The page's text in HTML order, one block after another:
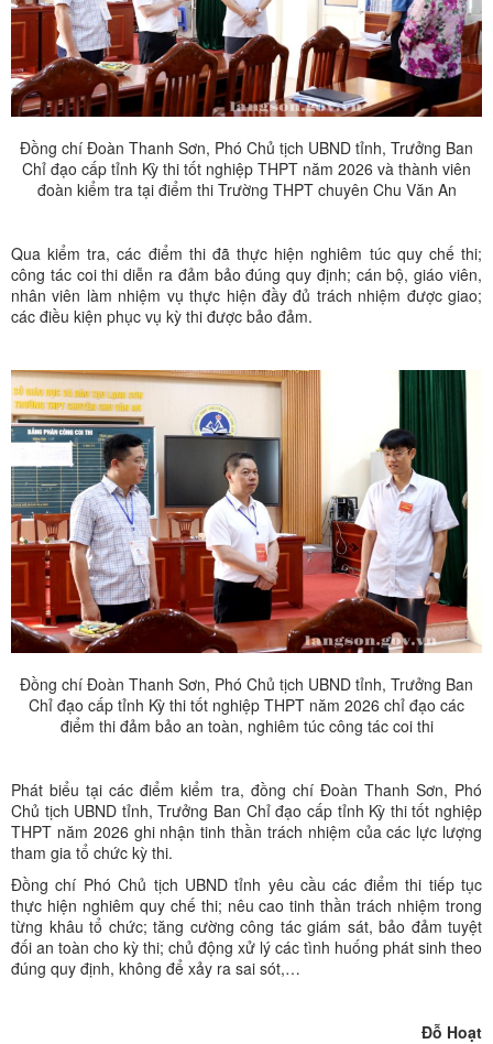
Đồng chí Đoàn Thanh Sơn, Phó Chủ tịch UBND tỉnh, Trưởng Ban
Chỉ đạo cấp tỉnh Kỳ thi tốt nghiệp THPT năm 2026 và thành viên
đoàn kiểm tra tại điểm thi Trường THPT chuyên Chu Văn An
Qua kiểm tra, các điểm thi đã thực hiện nghiêm túc quy chế thi;
công tác coi thi diễn ra đảm bảo đúng quy định; cán bộ, giáo viên,
nhân viên làm nhiệm vụ thực hiện đầy đủ trách nhiệm được giao;
các điều kiện phục vụ kỳ thi được bảo đảm.
Đồng chí Đoàn Thanh Sơn, Phó Chủ tịch UBND tỉnh, Trưởng Ban
Chỉ đạo cấp tỉnh Kỳ thi tốt nghiệp THPT năm 2026 chỉ đạo các
điểm thi đảm bảo an toàn, nghiêm túc công tác coi thi
Phát biểu tại các điểm kiểm tra, đồng chí Đoàn Thanh Sơn, Phó
Chủ tịch UBND tỉnh, Trưởng Ban Chỉ đạo cấp tỉnh Kỳ thi tốt nghiệp
THPT năm 2026 ghi nhận tinh thần trách nhiệm của các lực lượng
tham gia tổ chức kỳ thi.
Đồng chí Phó Chủ tịch UBND tỉnh yêu cầu các điểm thi tiếp tục
thực hiện nghiêm quy chế thi; nêu cao tinh thần trách nhiệm trong
từng khâu tổ chức; tăng cường công tác giám sát, bảo đảm tuyệt
đối an toàn cho kỳ thi; chủ động xử lý các tình huống phát sinh theo
đúng quy định, không để xảy ra sai sót,…
Đỗ Hoạt